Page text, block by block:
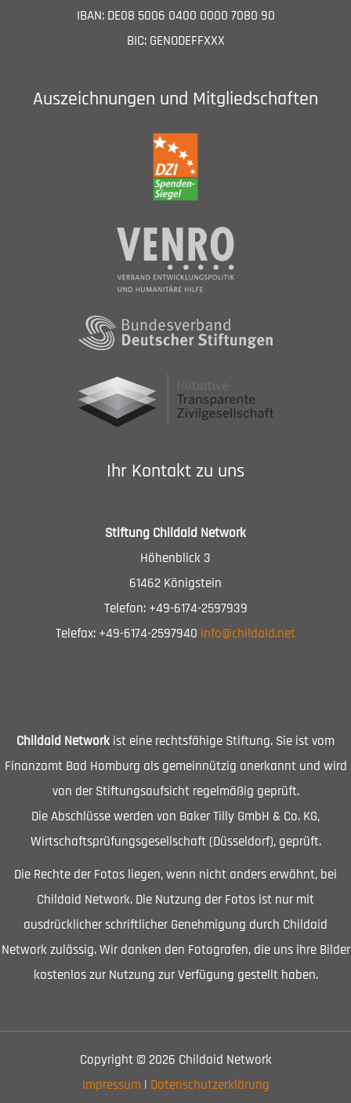
IBAN: DE08 5006 0400 0000 7080 90
BIC: GENODEFFXXX
Auszeichnungen und Mitgliedschaften
Ihr Kontakt zu uns
Stiftung Childaid Network
Höhenblick 3
61462 Königstein
Telefon: +49-6174-2597939
Telefax: +49-6174-2597940 info@childaid.net
Childaid Network ist eine rechtsfähige Stiftung. Sie ist vom
Finanzamt Bad Homburg als gemeinnützig anerkannt und wird
von der Stiftungsaufsicht regelmäßig geprüft.
Die Abschlüsse werden von Baker Tilly GmbH & Co. KG,
Wirtschaftsprüfungsgesellschaft (Düsseldorf), geprüft.
Die Rechte der Fotos liegen, wenn nicht anders erwähnt, bei
Childaid Network. Die Nutzung der Fotos ist nur mit
ausdrücklicher schriftlicher Genehmigung durch Childaid
Network zulässig. Wir danken den Fotografen, die uns ihre Bilder
kostenlos zur Nutzung zur Verfügung gestellt haben.
Copyright © 2026 Childaid Network
Impressum | Datenschutzerklärung